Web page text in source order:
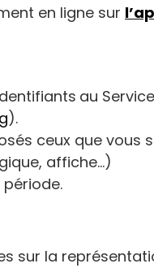
en ligne sur
au Service
).
ceux que vous
affiche…)
sur la